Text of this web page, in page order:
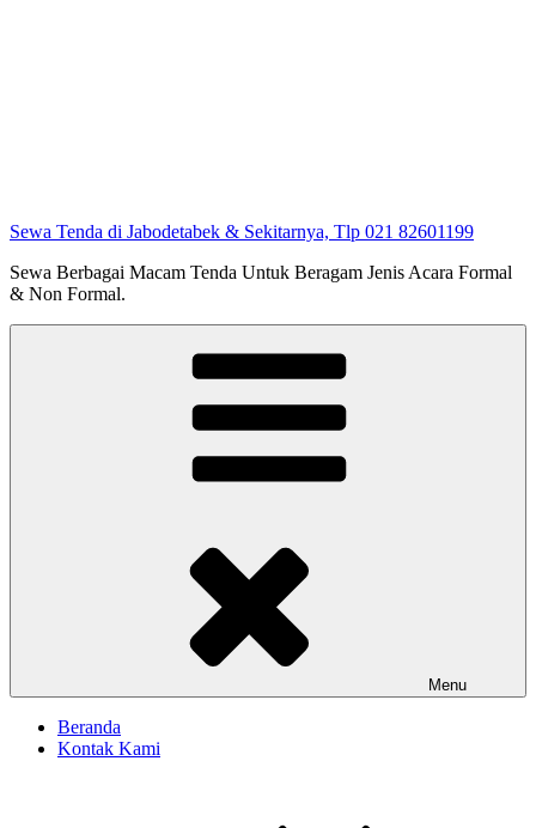
Sewa Tenda di Jabodetabek & Sekitarnya, Tlp 021 82601199
Sewa Berbagai Macam Tenda Untuk Beragam Jenis Acara Formal
& Non Formal.
Menu
Beranda
Kontak Kami